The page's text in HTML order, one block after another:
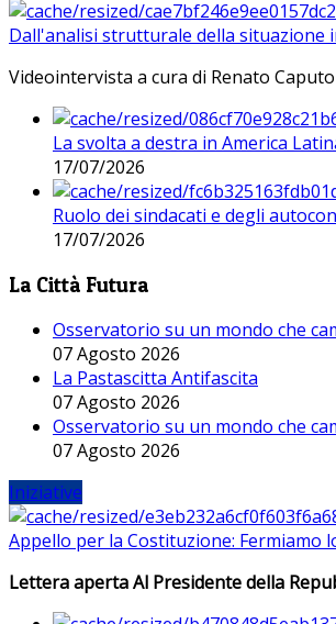
Dall'analisi strutturale della situazione
Videointervista a cura di Renato
La svolta a destra in America
17/07/2026
Ruolo dei sindacati e degli
17/07/2026
La Città Futura
Osservatorio su un mondo che
07 Agosto 2026
La Pastascitta Antifascita
07 Agosto 2026
Osservatorio su un mondo che
07 Agosto 2026
Iniziative
Appello per la Costituzione:
Lettera aperta Al Presidente della